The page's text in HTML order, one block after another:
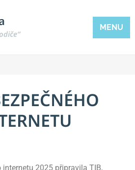
MENU
internetu 2025 připravila TIB,